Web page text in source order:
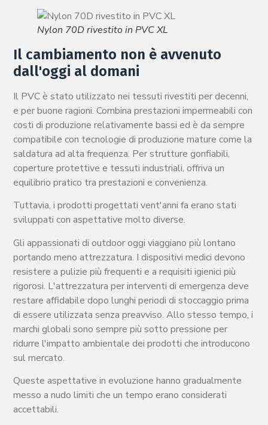
Nylon 70D rivestito in PVC XL
Il cambiamento non è avvenuto
dall'oggi al domani
Il PVC è stato utilizzato nei tessuti rivestiti per decenni,
e per buone ragioni. Combina prestazioni impermeabili con
costi di produzione relativamente bassi ed è da sempre
compatibile con tecnologie di produzione mature come la
saldatura ad alta frequenza. Per strutture gonfiabili,
coperture protettive e tessuti industriali, offriva un
equilibrio pratico tra prestazioni e convenienza.
Tuttavia, i prodotti progettati vent'anni fa erano stati
sviluppati con aspettative molto diverse.
Gli appassionati di outdoor oggi viaggiano più lontano
portando meno attrezzatura. I dispositivi medici devono
resistere a pulizie più frequenti e a requisiti igienici più
rigorosi. L'attrezzatura per interventi di emergenza deve
restare affidabile dopo lunghi periodi di stoccaggio prima
di essere utilizzata senza preavviso. Allo stesso tempo, i
marchi globali sono sempre più sotto pressione per
ridurre l'impatto ambientale dei prodotti che introducono
sul mercato.
Queste aspettative in evoluzione hanno gradualmente
messo a nudo limiti che un tempo erano considerati
accettabili.